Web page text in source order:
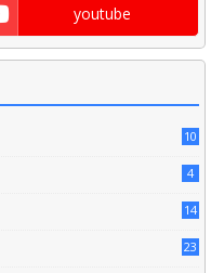
youtube
10
4
14
23